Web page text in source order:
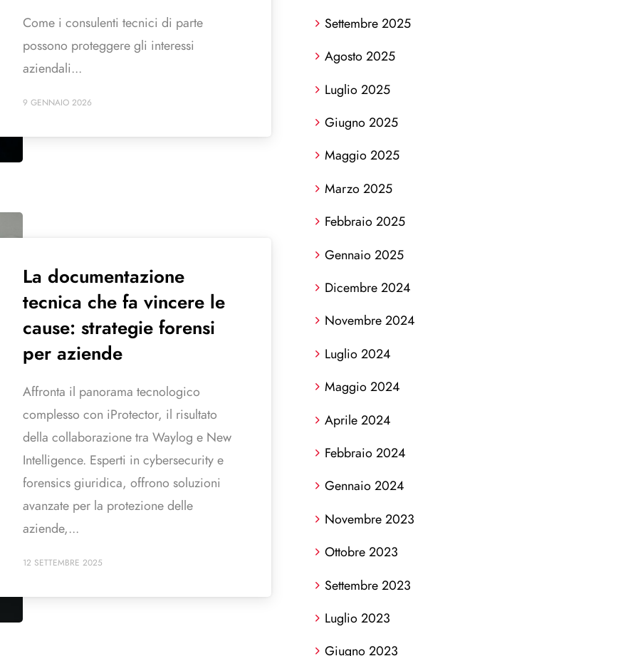
Come i consulenti tecnici di parte
possono proteggere gli interessi
aziendali...
9 GENNAIO 2026
La documentazione
tecnica che fa vincere le
cause: strategie forensi
per aziende
Affronta il panorama tecnologico
complesso con iProtector, il risultato
della collaborazione tra Waylog e New
Intelligence. Esperti in cybersecurity e
forensics giuridica, offrono soluzioni
avanzate per la protezione delle
aziende,...
12 SETTEMBRE 2025
Settembre 2025
Agosto 2025
Luglio 2025
Giugno 2025
Maggio 2025
Marzo 2025
Febbraio 2025
Gennaio 2025
Dicembre 2024
Novembre 2024
Luglio 2024
Maggio 2024
Aprile 2024
Febbraio 2024
Gennaio 2024
Novembre 2023
Ottobre 2023
Settembre 2023
Luglio 2023
Giugno 2023